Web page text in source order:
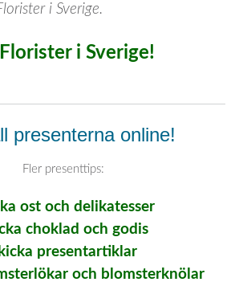
i Sverige.
i Sverige!
presenterna online!
Fler presenttips:
ost och delikatesser
choklad och godis
presentartiklar
och blomsterknölar